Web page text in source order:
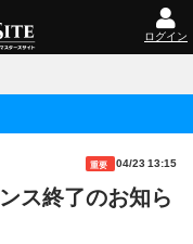
ログイン
重要 04/23 13:15
ス終了のお知ら